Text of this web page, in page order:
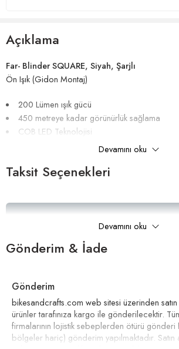
Açıklama
Far- Blinder SQUARE, Siyah, Şarjlı
Ön Işık (Gidon Montaj)
200 Lümen ışık gücü
450 metreye kadar görünürlük sağlama
COB LED Teknolojisi
kadar yanma süresi
34gr ağırlık
IP67 Su geçirmezlik
-20 / 50 C sıcaklık aralığında çalışma
Devamını oku
Taksit Seçenekleri
Taksitleri Güncelle
Devamını oku
Gönderim & İade
Gönderim
bikesandcrafts.com web sitesi üzerinden satın
ürünler tarafınıza kargo ile gönderilecektir.
firmalarının lojistik sebeplerden ötürü
bölgeler hariç) gönderim yapılmaktadır. Satın